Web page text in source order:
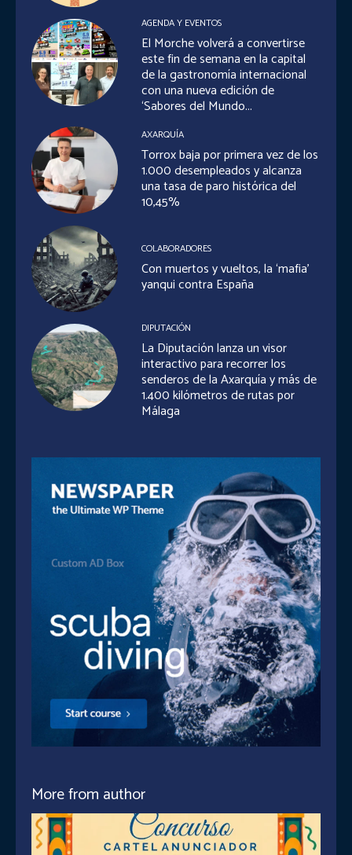
AGENDA Y EVENTOS
El Morche volverá a convertirse
este fin de semana en la capital
de la gastronomía internacional
con una nueva edición de
‘Sabores del Mundo...
AXARQUÍA
Torrox baja por primera vez de los
1.000 desempleados y alcanza
una tasa de paro histórica del
10,45%
COLABORADORES
Con muertos y vueltos, la ‘mafia’
yanqui contra España
DIPUTACIÓN
La Diputación lanza un visor
interactivo para recorrer los
senderos de la Axarquía y más de
1.400 kilómetros de rutas por
Málaga
More from author